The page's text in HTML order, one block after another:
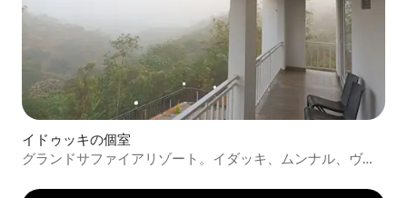
イドゥッキの個室
グランドサファイアリゾート。イダッキ、ムンナル、ヴァ